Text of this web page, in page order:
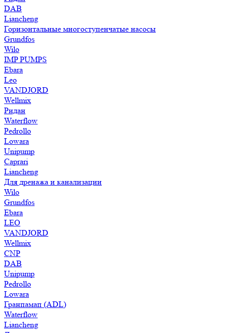
DAB
Liancheng
Горизонтальные многоступенчатые насосы
Grundfos
Wilo
IMP PUMPS
Ebara
Leo
VANDJORD
Wellmix
Ридан
Waterflow
Pedrollo
Lowara
Unipump
Caprari
Liancheng
Для дренажа и канализации
Wilo
Grundfos
Ebara
LEO
VANDJORD
Wellmix
CNP
DAB
Unipump
Pedrollo
Lowara
Гранпамап (ADL)
Waterflow
Liancheng